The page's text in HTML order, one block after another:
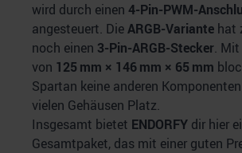
wird durch einen 4-Pin-PWM-
angesteuert. DieARGB-Variante hat
noch einen 3-Pin-ARGB-Stecker.
von 125 mm × 146 mm × 65 mm
Spartan keine anderen
vielen Gehäusen Platz.
Insgesamt bietet ENDORFY dir hier
Gesamtpaket, das mit einer guten